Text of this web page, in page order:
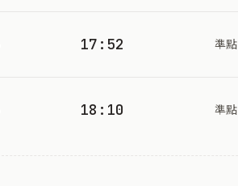
17:52 準點
18:10 準點